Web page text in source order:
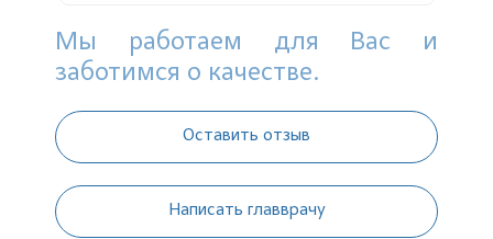
Мы работаем для Вас и
заботимся о качестве.
Оставить отзыв
Написать главврачу